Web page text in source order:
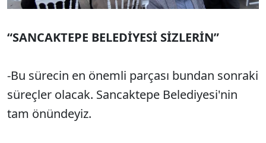
“SANCAKTEPE BELEDİYESİ SİZLERİN”
-Bu sürecin en önemli parçası bundan sonraki
süreçler olacak. Sancaktepe Belediyesi'nin
tam önündeyiz.